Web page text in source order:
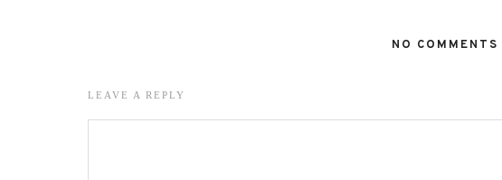
NO COMMENTS
LEAVE A REPLY